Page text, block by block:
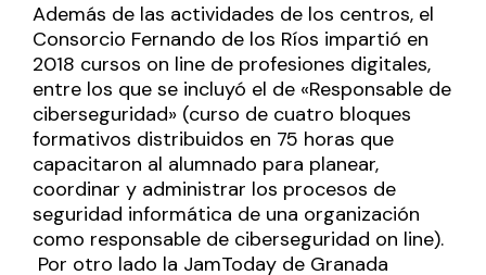
Además de las actividades de los centros, el
Consorcio Fernando de los Ríos impartió en
2018 cursos on line de profesiones digitales,
entre los que se incluyó el de «Responsable de
ciberseguridad» (curso de cuatro bloques
formativos distribuidos en 75 horas que
capacitaron al alumnado para planear,
coordinar y administrar los procesos de
seguridad informática de una organización
como responsable de ciberseguridad on line).
Por otro lado la JamToday de Granada